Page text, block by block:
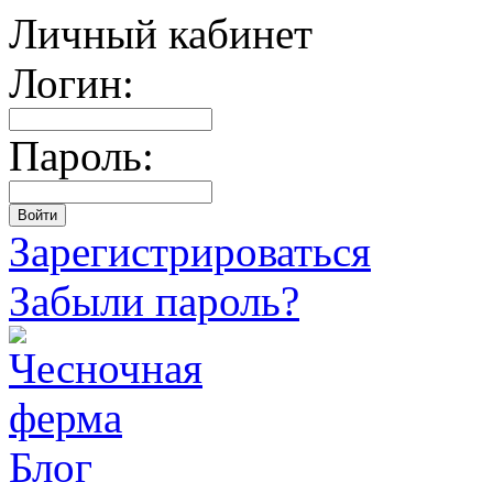
Личный кабинет
Логин:
Пароль:
Зарегистрироваться
Забыли пароль?
Блог